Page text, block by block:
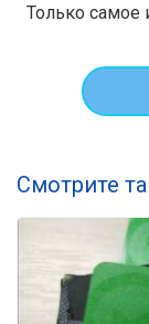
Только самое
Смотрите